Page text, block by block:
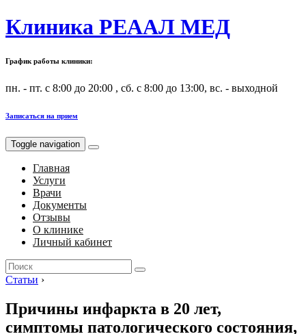
Клиника РЕААЛ МЕД
График работы клиники:
пн. - пт. с 8:00 до 20:00 , сб. с 8:00 до 13:00, вс. - выходной
Записаться на прием
Toggle navigation
Главная
Услуги
Врачи
Документы
Отзывы
О клинике
Личный кабинет
Search
for:
Статьи ›
Причины инфаркта в 20 лет,
симптомы патологического состояния,